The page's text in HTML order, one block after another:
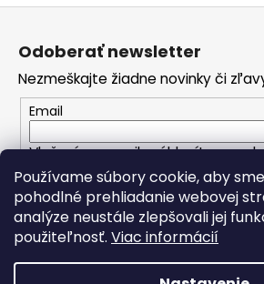
Používame súbory cookie, aby
pohodlné prehliadanie webovej
analýze neustále zlepšovali jej
použiteľnosť. Viac informácií
Z
e
Odoberať newsletter
Nezmeškajte žiadne novinky či
Email
Vložením e-mailu súhlasíte s
ochrany osobných údajov
PRIHLÁSIŤ SA